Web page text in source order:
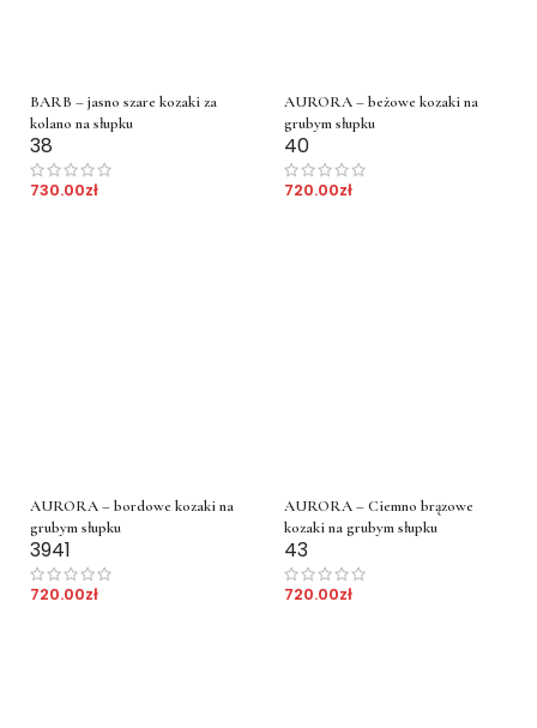
BARB – jasno szare kozaki za
kolano na słupku
38
730.00zł
AURORA – beżowe kozaki na
grubym słupku
40
720.00zł
AURORA – bordowe kozaki na
grubym słupku
3941
720.00zł
AURORA – Ciemno brązowe
kozaki na grubym słupku
43
720.00zł